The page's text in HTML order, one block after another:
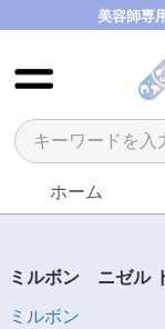
美容師専
ホーム
ミルボン ニゼル
ミルボン